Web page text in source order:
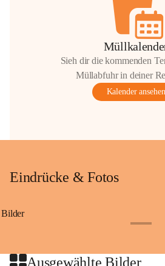
Sieh dir die kommenden
Müllabfuhr in deiner
Kalender ansehen
Eindrücke & Fotos
Bilder
Ausgewählte Bilder